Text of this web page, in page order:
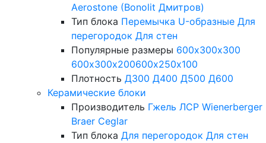
Aerostone (Bonolit Дмитров)
Тип блока Перемычка U-образные Для
перегородок Для стен
Популярные размеры 600х300х300
600х300х200600х250х100
Плотность Д300 Д400 Д500 Д600
Керамические блоки
Производитель Гжель ЛСР Wienerberger
Braer Ceglar
Тип блока Для перегородок Для стен